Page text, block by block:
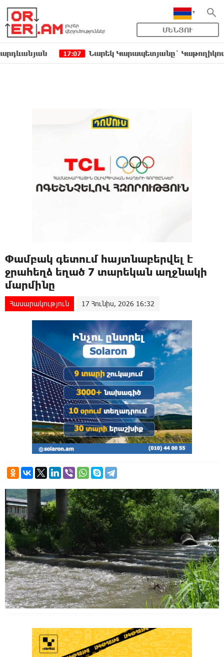
ՄԵՆՅՈՒ
17:07 Նարեկ Կարապետյանը` Կաթողիկոսին
Փամբակ գետում հայտնաբերվել է
ջրահեղձ եղած 7 տարեկան աղջնակի
մարմինը
Հասարակություն 17 Հունիս, 2026 16:32